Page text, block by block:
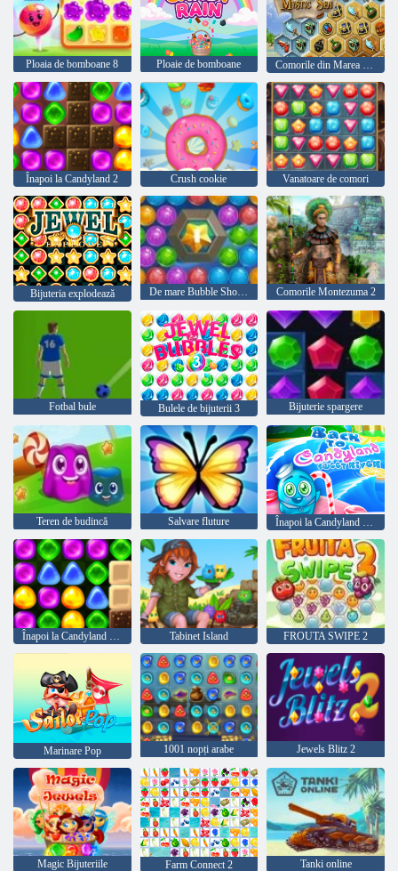
Ploaia de bomboane 8 Ploaie de bomboane Comorile din Marea Mystic
Înapoi la Candyland 2 Crush cookie Vanatoare de comori
Bijuteria explodează De mare Bubble Shooter Comorile Montezuma 2
Fotbal bule Bulele de bijuterii 3 Bijuterie spargere
Teren de budincă Salvare fluture Înapoi la Candyland Sweet River
Înapoi la Candyland 4: Grădina Lollipop Tabinet Island FROUTA SWIPE 2
Marinare Pop 1001 nopți arabe Jewels Blitz 2
Magic Bijuteriile Farm Connect 2 Tanki online